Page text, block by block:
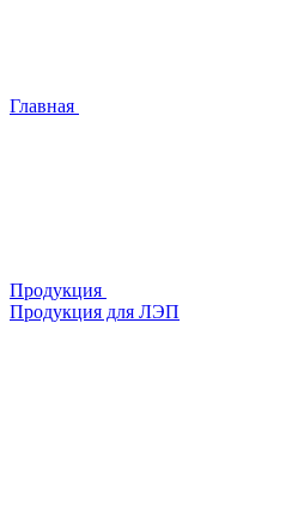
Главная
Продукция
Продукция для ЛЭП